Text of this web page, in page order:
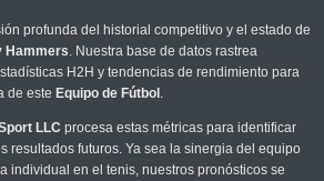
profunda del historial competitivo y el estado de
Hammers. Nuestra base de datos rastrea
H2H y tendencias de rendimiento para
de este Equipo de Fútbol .
LLC procesa estas métricas para identificar
resultados futuros. Ya sea la sinergia del equipo
individual en el tenis, nuestros pronósticos se